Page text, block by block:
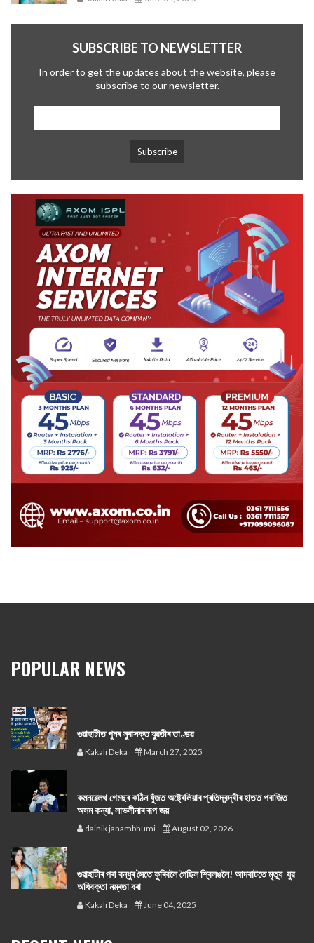
SUBSCRIBE TO NEWSLETTER
In order to get the updates about the website, please
subscribe to our newsletter.
POPULAR NEWS
গুৱাহাটীত পুনৰ সুৰাসক্ত যুৱতীৰ তাণ্ডৱ
Kakali Deka March 27, 2025
কমনৱেলথ গেমছৰ কঠিন যুঁজত অষ্ট্ৰেলিয়াৰ প্ৰতিদ্বন্দ্বীৰ হাতত পৰাজিত
অসম কন্যা, লাভলীনাৰ ৰূপ জয়
dainik janambhumi August 02, 2026
গুৱাহাটীৰ পৰা বন্ধুৰ সৈতে ফুৰিবলৈ গৈছিল শ্বিলঙলৈ! আদবাটতে মৃত্যু যুৱ
অধিবক্তা নম্ৰতা বৰা
Kakali Deka June 04, 2025